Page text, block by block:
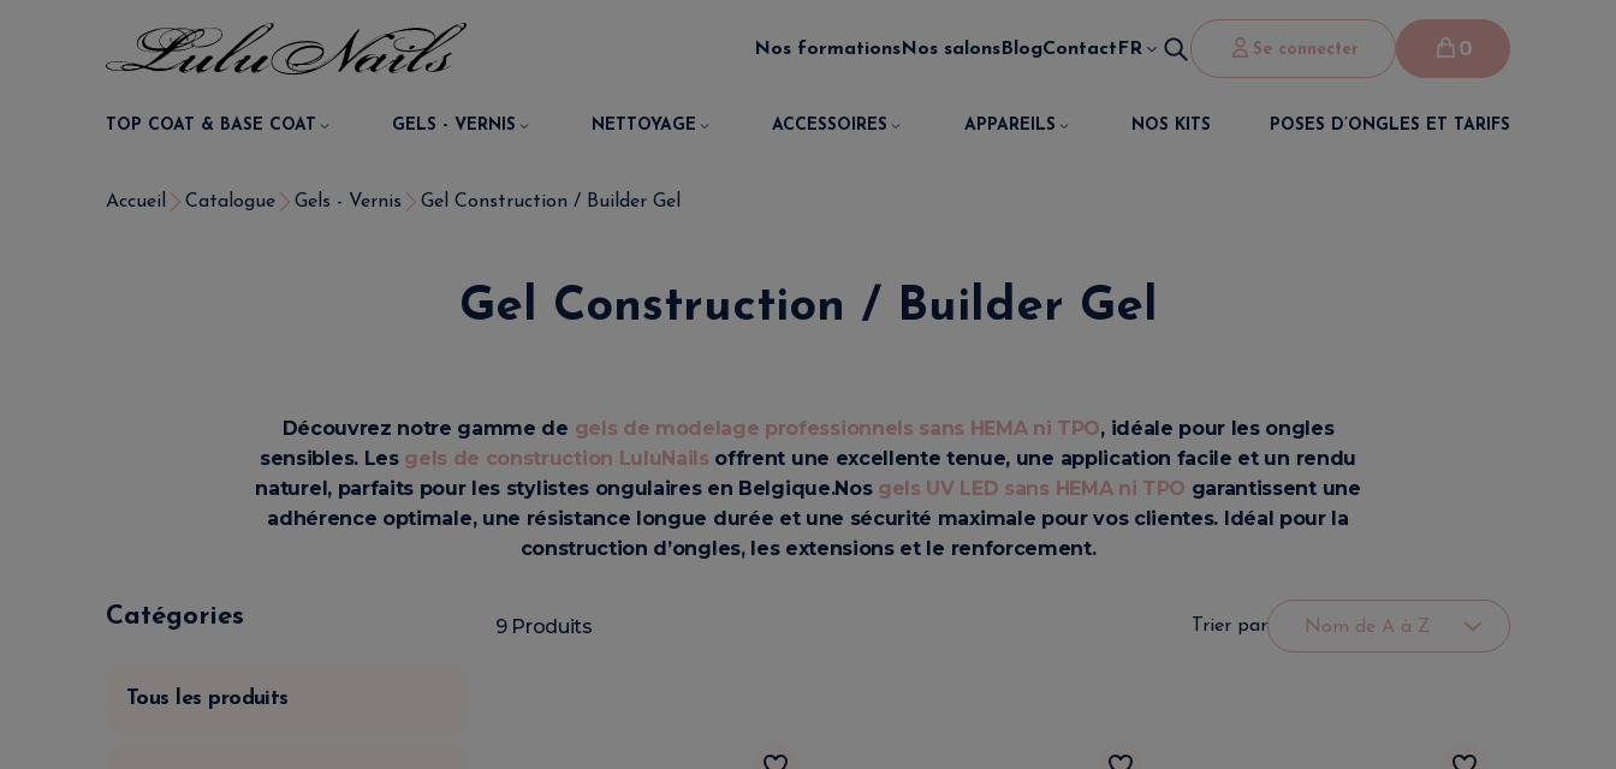
Nos formationsNos salons BlogContact FR Se connecter 0
TOP COAT & BASE COAT GELS - VERNIS NETTOYAGE ACCESSOIRES APPAREILS NOS KITS POSES D’ONGLES ET TARIFS
Accueil Catalogue Gels - Vernis Gel Construction / Builder Gel
Gel Construction / Builder Gel
Découvrez notre gamme de gels de modelage professionnels sans HEMA ni TPO, idéale pour les ongles
sensibles. Lesgels de construction LuluNails offrent une excellente tenue, une application facile et un rendu
naturel, parfaits pour les stylistes ongulaires en Belgique.Nosgels UV LED sans HEMA ni TPO garantissent une
adhérence optimale, une résistance longue durée et une sécurité maximale pour vos clientes. Idéal pour la
construction d’ongles, les extensions et le renforcement.
Catégories
Tous les produits
9 Produits Trier par